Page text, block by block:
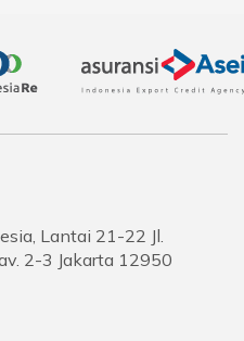
Lantai 21-22 Jl.
2-3 Jakarta 12950